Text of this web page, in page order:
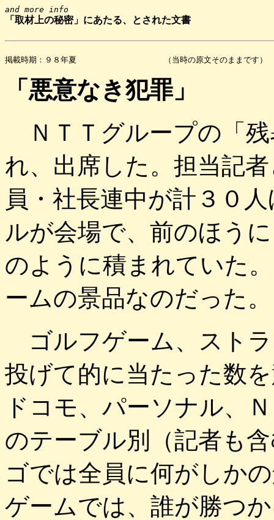
and more info
「取材上の秘密」にあたる、とされた文書
「悪意なき犯罪」
ＮＴＴグループの「
れ、出席した。担当記
員・社長連中が計３０
ルが会場で、前のほう
のように積まれていた
ームの景品なのだった。
ゴルフゲーム、スト
投げて的に当たった数
ドコモ、パーソナル、
のテーブル別（記者も
ゴでは全員に何がしか
ゲームでは、誰が勝つ